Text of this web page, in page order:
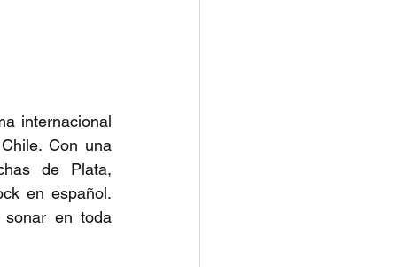
internacional
Con una
de Plata,
en español.
sonar en toda